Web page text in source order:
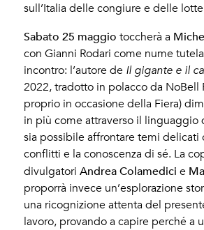
sull’Italia delle congiure e delle
Sabato 25 maggio toccherà a
con Gianni Rodari come nume
incontro: l’autore de Il gigante e il
2022, tradotto in polacco da NoBell
proprio in occasione della Fiera)
in più come attraverso il linguaggio
sia possibile affrontare temi delicati
conflitti e la conoscenza di sé. La
divulgatoriAndrea Colamedici e
proporrà invece un’esplorazione
una ricognizione attenta del
lavoro, provando a capire perché a